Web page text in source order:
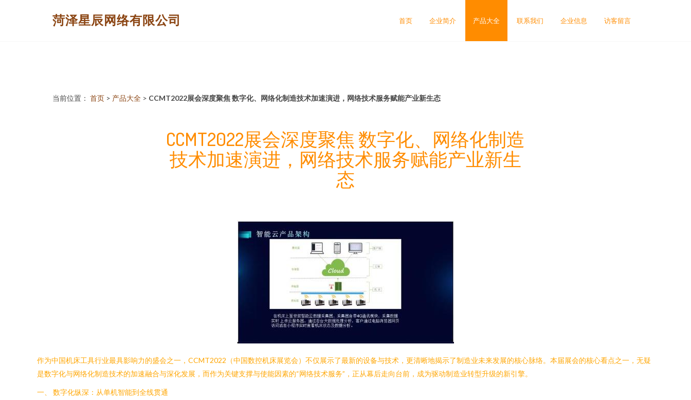
菏泽星辰网络有限公司 首页 企业简介 产品大全 联系我们 企业信息 访客留言
当前位置： 首页 > 产品大全 > CCMT2022展会深度聚焦 数字化、网络化制造技术加速演进，网络技术服务赋能产业新生态
CCMT2022展会深度聚焦 数字化、网络化制造
技术加速演进，网络技术服务赋能产业新生
态
作为中国机床工具行业最具影响力的盛会之一，CCMT2022（中国数控机床展览会）不仅展示了最新的设备与技术，更清晰地揭示了制造业未来发展的核心脉络。本届展会的核心看点之一，无疑
是数字化与网络化制造技术的加速融合与深化发展，而作为关键支撑与使能因素的“网络技术服务”，正从幕后走向台前，成为驱动制造业转型升级的新引擎。
一、 数字化纵深：从单机智能到全线贯通